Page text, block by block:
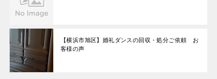
【横浜市旭区】婚礼ダンスの回収・処分ご依頼 お
客様の声